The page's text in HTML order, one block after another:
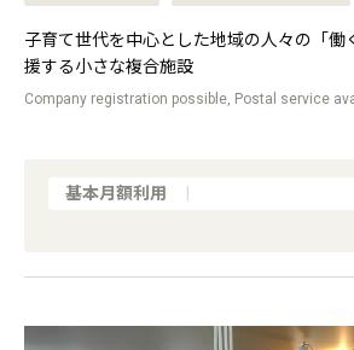
子育て世代を中心とした地域の人々の「働
援する小さな複合施設
Company registration possible, Postal service
基本月額利用